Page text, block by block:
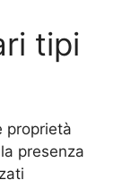
tipi
proprietà
presenza